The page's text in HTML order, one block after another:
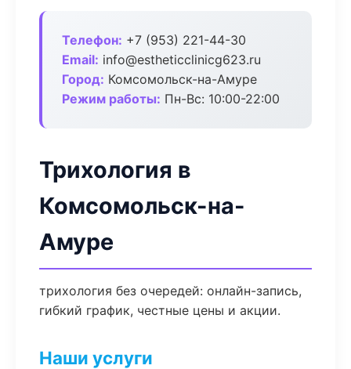
Телефон: +7 (953) 221-44-30
Email: info@estheticclinicg623.ru
Город: Комсомольск-на-Амуре
Режим работы: Пн-Вс: 10:00-22:00
Трихология в
Комсомольск-на-
Амуре
трихология без очередей: онлайн-запись,
гибкий график, честные цены и акции.
Наши услуги